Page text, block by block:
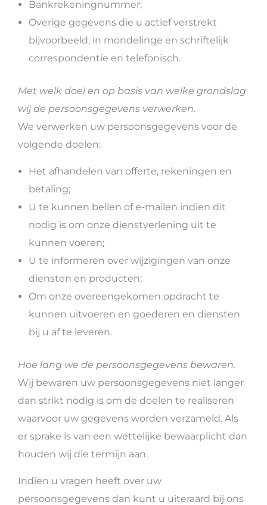
Bankrekeningnummer;
Overige gegevens die u actief verstrekt
bijvoorbeeld, in mondelinge en schriftelijk
correspondentie en telefonisch.
Met welk doel en op basis van welke grondslag
wij de persoonsgegevens verwerken.
We verwerken uw persoonsgegevens voor de
volgende doelen:
Het afhandelen van offerte, rekeningen en
betaling;
U te kunnen bellen of e-mailen indien dit
nodig is om onze dienstverlening uit te
kunnen voeren;
U te informeren over wijzigingen van onze
diensten en producten;
Om onze overeengekomen opdracht te
kunnen uitvoeren en goederen en diensten
bij u af te leveren.
Hoe lang we de persoonsgegevens bewaren.
Wij bewaren uw persoonsgegevens niet langer
dan strikt nodig is om de doelen te realiseren
waarvoor uw gegevens worden verzameld. Als
er sprake is van een wettelijke bewaarplicht dan
houden wij die termijn aan.
Indien u vragen heeft over uw
persoonsgegevens dan kunt u uiteraard bij ons